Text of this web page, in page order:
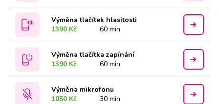
Výměna tlačítek hlasitosti
1390 Kč
60 min
Výměna tlačítka zapínání
1390 Kč
60 min
Výměna mikrofonu
1050 Kč
30 min